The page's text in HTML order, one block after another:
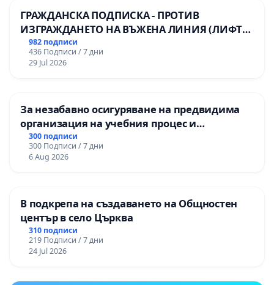
ГРАЖДАНСКА ПОДПИСКА - ПРОТИВ
ИЗГРАЖДАНЕТО НА ВЪЖЕНА ЛИНИЯ (ЛИФТ)
НА ТЕРИТОРИЯТА НА ПРИРОДНА
ЗАБЕЛЕЖИТЕЛНОСТ „ХЪЛМ НА
ОСВОБОДИТЕЛИТЕ“ (БУНАРДЖИК)
982 подписи
436 Подписи / 7 дни
29 Jul 2026
За незабавно осигуряване на предвидима
организация на учебния процес и
гарантиране на правото на равнопоставено
и качествено образование на учениците от
ОУ „Княз Александър I“ и Хуманитарна
300 подписи
300 Подписи / 7 дни
6 Aug 2026
В подкрепа на създаването на Общностен
център в село Църква
310 подписи
219 Подписи / 7 дни
24 Jul 2026